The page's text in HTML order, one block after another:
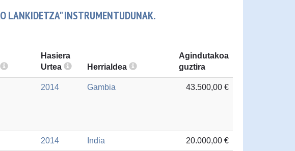
LANKIDETZA" INSTRUMENTUDUNAK.
Hasiera
Urtea
Herrialdea
Agindutakoa
guztira
2014 Gambia 43.500,00 €
2014 India 20.000,00 €